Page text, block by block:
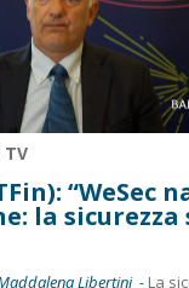
TV
“WeSec
la sicurezza
Libertini - La